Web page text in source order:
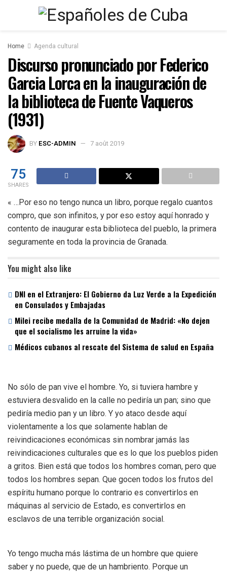
Home Agenda cultural
Discurso pronunciado por Federico
Garcia Lorca en la inauguración de
la biblioteca de Fuente Vaqueros
(1931)
BY ESC-ADMIN 7 août 2019
75
SHARES
« …Por eso no tengo nunca un libro, porque regalo cuantos
compro, que son infinitos, y por eso estoy aquí honrado y
contento de inaugurar esta biblioteca del pueblo, la primera
seguramente en toda la provincia de Granada.
You might also like
DNI en el Extranjero: El Gobierno da Luz Verde a la Expedición
en Consulados y Embajadas
Milei recibe medalla de la Comunidad de Madrid: «No dejen
que el socialismo les arruine la vida»
Médicos cubanos al rescate del Sistema de salud en España
No sólo de pan vive el hombre. Yo, si tuviera hambre y
estuviera desvalido en la calle no pediría un pan; sino que
pediría medio pan y un libro. Y yo ataco desde aquí
violentamente a los que solamente hablan de
reivindicaciones económicas sin nombrar jamás las
reivindicaciones culturales que es lo que los pueblos piden
a gritos. Bien está que todos los hombres coman, pero que
todos los hombres sepan. Que gocen todos los frutos del
espíritu humano porque lo contrario es convertirlos en
máquinas al servicio de Estado, es convertirlos en
esclavos de una terrible organización social.
Yo tengo mucha más lástima de un hombre que quiere
saber y no puede, que de un hambriento. Porque un